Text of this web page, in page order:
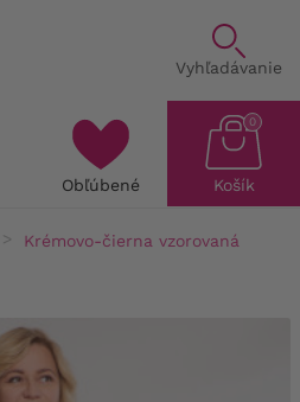
Vyhľadávanie
Obľúbené Košík
0
Krémovo-čierna vzorovaná